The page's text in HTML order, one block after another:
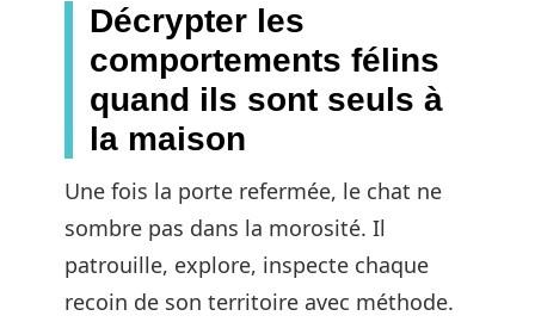
Décrypter les
comportements félins
quand ils sont seuls à
la maison
Une fois la porte refermée, le chat ne
sombre pas dans la morosité. Il
patrouille, explore, inspecte chaque
recoin de son territoire avec méthode.